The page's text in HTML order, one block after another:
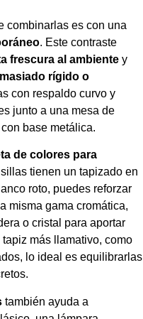
combinarlas es con una
. Este contraste
frescura al ambiente y
rígido o
con respaldo curvo y
junto a una mesa de
base metálica.
de colores para
tienen un tapizado en
roto, puedes reforzar
misma gama cromática,
o cristal para aportar
más llamativo, como
lo ideal es equilibrarlas
también ayuda a